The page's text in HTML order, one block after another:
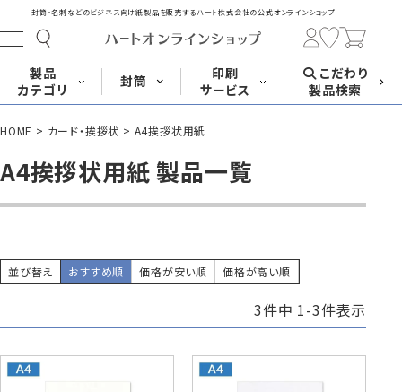
封筒・名刺などのビジネス向け紙製品を販売するハート株式会社の公式オンラインショップ
製品
カテゴリ
名刺 はがき カード・挨拶状
封筒
長形封筒 角形封筒
120×235 120×235
長40封筒
A4横4つ折 B4横3つ折
印刷
サービス
封筒印刷サービス
こだわり
製品検索
HOME カード・挨拶状 A4挨拶状用紙
A4挨拶状用紙 製品一覧
並び替え おすすめ順 価格が安い順 価格が高い順
3件中 1-3件表示